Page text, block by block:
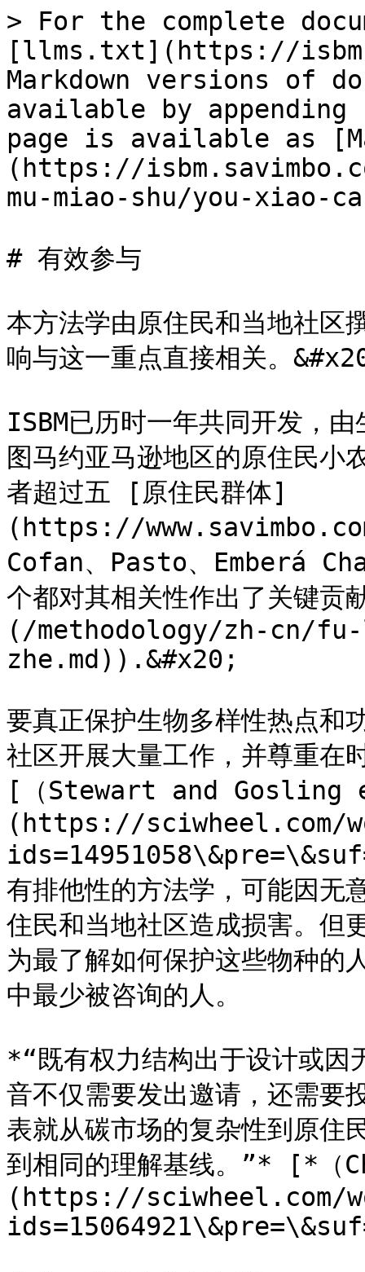
> For the complete
[llms.txt](https://
Markdown versions of
available by
page is available as
(https://
mu-miao-shu/you-xiao-
# 有效参与
本方法学由原住民和当地社区
响与这一重点直接相关。
ISBM已历时一年共同开发，
图马约亚马逊地区的原住民小
者超过五 [原住民群体]
(https://
Cofan、Pasto、Emberá
个都对其相关性作出了关键
(/methodology/zh-cn/
zhe.md)).&#x20;
要真正保护生物多样性热点和
社区开展大量工作，并尊重在
[（Stewart and Gosling
(https://sciwheel.com/
有排他性的方法学，可能因无
住民和当地社区造成损害。但
为最了解如何保护这些物种的
中最少被咨询的人。
*“既有权力结构出于设计或因
音不仅需要发出邀请，还需要
表就从碳市场的复杂性到原住
到相同的理解基线。”* [*（
(https://sciwheel.com/